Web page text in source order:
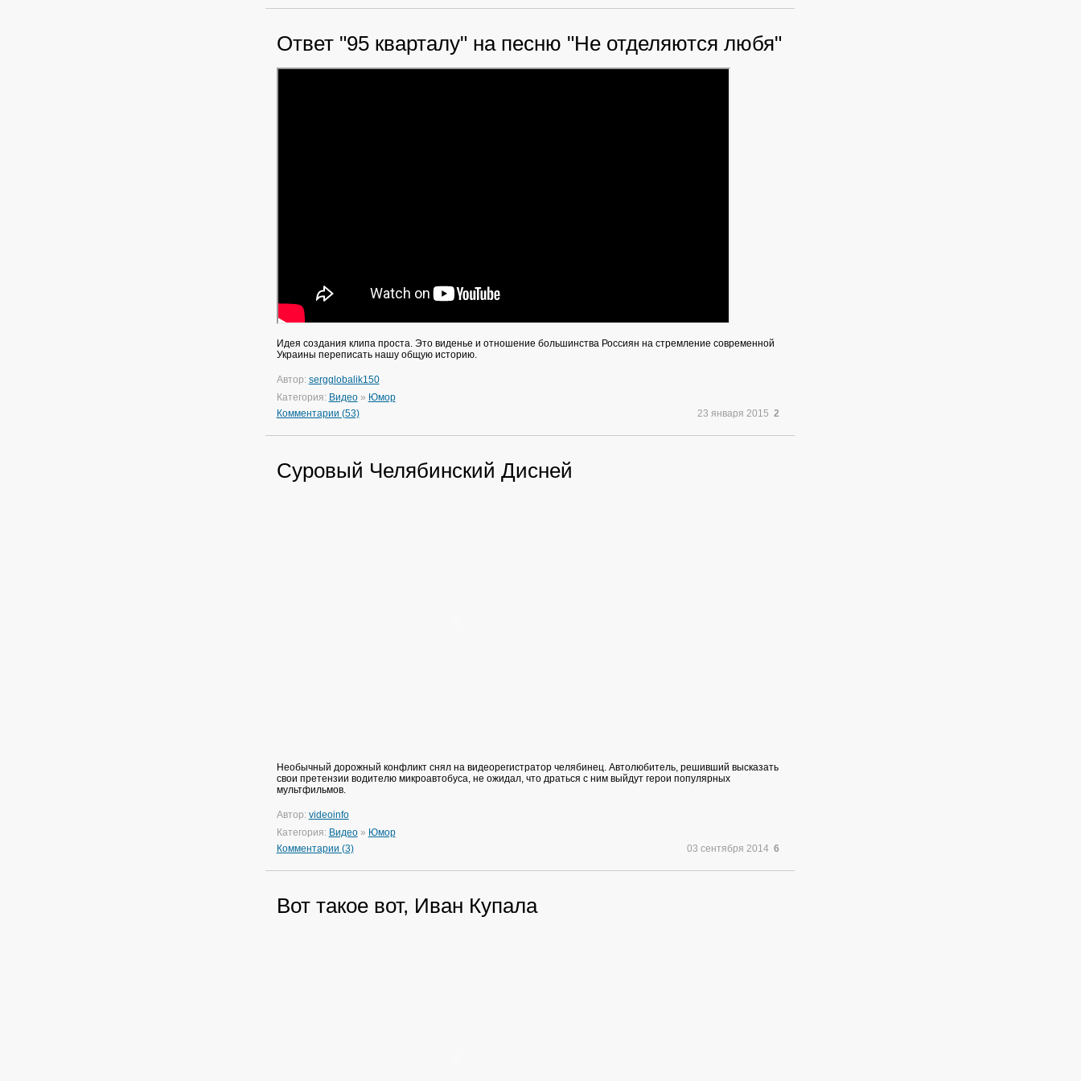
Ответ "95 кварталу" на песню "Не отделяются любя"
Идея создания клипа проста. Это виденье и отношение большинства Россиян на стремление современной
Украины переписать нашу общую историю.
Автор: sergglobalik150
Категория: Видео» Юмор
Комментарии (53)
23 января 2015 2
Суровый Челябинский Дисней
Необычный дорожный конфликт снял на видеорегистратор челябинец. Автолюбитель, решивший высказать
свои претензии водителю микроавтобуса, не ожидал, что драться с ним выйдут герои популярных
мультфильмов.
Автор: videoinfo
Категория: Видео» Юмор
Комментарии (3)
03 сентября 2014 6
Вот такое вот, Иван Купала